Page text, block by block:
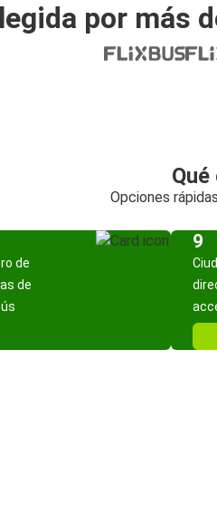
por más
Opciones
de
de
9